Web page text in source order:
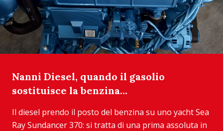
Nanni Diesel, quando il gasolio
sostituisce la benzina…
Il diesel prendo il posto del benzina su uno yacht Sea
Ray Sundancer 370: si tratta di una prima assoluta in